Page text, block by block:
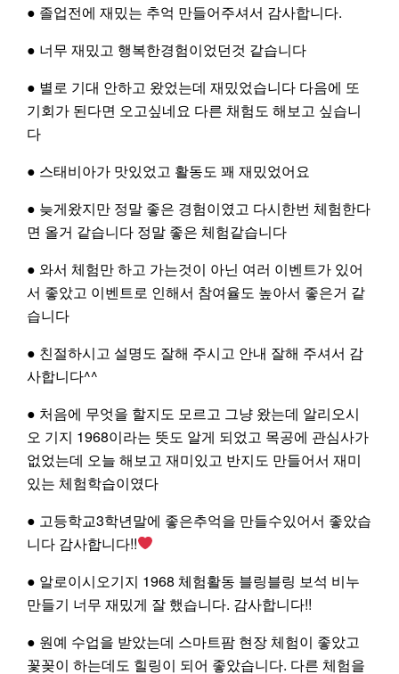
신청
● 졸업전에 재밌는 추억 만들어주셔서 감사합니다.
● 너무 재밌고 행복한경험이었던것 같습니다
● 별로 기대 안하고 왔었는데 재밌었습니다 다음에 또
기회가 된다면 오고싶네요 다른 채험도 해보고 싶습니
다
● 스태비아가 맛있었고 활동도 꽤 재밌었어요
● 늦게왔지만 정말 좋은 경험이였고 다시한번 체험한다
면 올거 같습니다 정말 좋은 체험같습니다
● 와서 체험만 하고 가는것이 아닌 여러 이벤트가 있어
서 좋았고 이벤트로 인해서 참여율도 높아서 좋은거 같
습니다
● 친절하시고 설명도 잘해 주시고 안내 잘해 주셔서 감
사합니다^^
● 처음에 무엇을 할지도 모르고 그냥 왔는데 알리오시
오 기지 1968이라는 뜻도 알게 되었고 목공에 관심사가
없었는데 오늘 해보고 재미있고 반지도 만들어서 재미
있는 체험학습이였다
● 고등학교3학년말에 좋은추억을 만들수있어서 좋았습
니다 감사합니다!!
● 알로이시오기지 1968 체험활동 블링블링 보석 비누
만들기 너무 재밌게 잘 했습니다. 감사합니다!!
● 원예 수업을 받았는데 스마트팜 현장 체험이 좋았고
꽃꽂이 하는데도 힐링이 되어 좋았습니다. 다른 체험을